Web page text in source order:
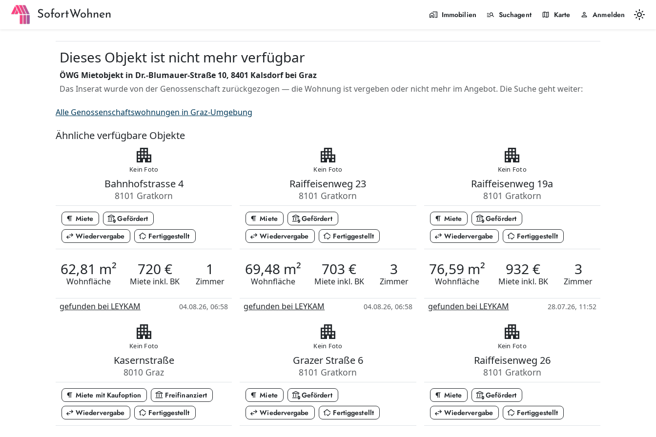
SofortWohnen home_work Immobilien manage_search Suchagent map Karte person Anmelden light_mode
Dieses Objekt ist nicht mehr verfügbar
ÖWG Mietobjekt in Dr.-Blumauer-Straße 10, 8401 Kalsdorf bei Graz
Das Inserat wurde von der Genossenschaft zurückgezogen — die Wohnung ist vergeben oder nicht mehr im Angebot. Die Suche geht weiter:
Alle Genossenschaftswohnungen in Graz-Umgebung
Ähnliche verfügbare Objekte
apartment
Kein Foto
Bahnhofstrasse 4
8101 Gratkorn
format_paragraph Miete assured_workloadGefördert
swap_horiz Wiedervergabe in_home_mode Fertiggestellt
62,81 m²
Wohnfläche
720 €
Miete inkl. BK
1
Zimmer
gefunden bei LEYKAM 04.08.26, 06:58
apartment
Kein Foto
Raiffeisenweg 23
8101 Gratkorn
format_paragraph Miete assured_workloadGefördert
swap_horiz Wiedervergabe in_home_mode Fertiggestellt
69,48 m²
Wohnfläche
703 €
Miete inkl. BK
3
Zimmer
gefunden bei LEYKAM 04.08.26, 06:58
apartment
Kein Foto
Raiffeisenweg 19a
8101 Gratkorn
format_paragraph Miete assured_workloadGefördert
swap_horiz Wiedervergabe in_home_mode Fertiggestellt
76,59 m²
Wohnfläche
932 €
Miete inkl. BK
3
Zimmer
gefunden bei LEYKAM 28.07.26, 11:52
apartment
Kein Foto
Kasernstraße
8010 Graz
format_paragraph Miete mit Kaufoption account_balance Freifinanziert
swap_horiz Wiedervergabe in_home_mode Fertiggestellt
apartment
Kein Foto
Grazer Straße 6
8101 Gratkorn
format_paragraph Miete assured_workloadGefördert
swap_horiz Wiedervergabe in_home_mode Fertiggestellt
apartment
Kein Foto
Raiffeisenweg 26
8101 Gratkorn
format_paragraph Miete assured_workloadGefördert
swap_horiz Wiedervergabe in_home_mode Fertiggestellt